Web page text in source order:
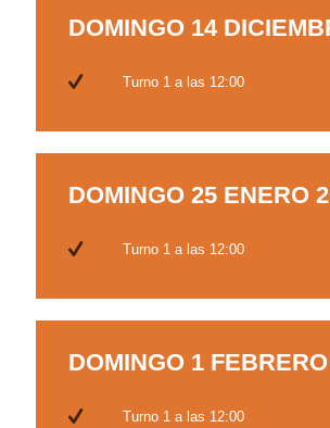
DOMINGO 14
Turno 1 a las 12:00
DOMINGO 25 ENERO
Turno 1 a las 12:00
DOMINGO 1
Turno 1 a las 12:00